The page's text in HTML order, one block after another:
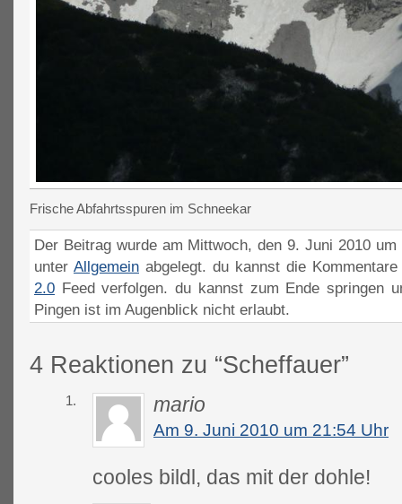
Frische Abfahrtsspuren im Schneekar
Der Beitrag wurde am Mittwoch, den 9. Juni 2010
unter Allgemein abgelegt. du kannst die
2.0 Feed verfolgen. du kannst zum Ende springen
Pingen ist im Augenblick nicht erlaubt.
4 Reaktionen zu “Scheffauer”
1. mario
Am 9. Juni 2010 um 21:54 Uhr
cooles bildl, das mit der dohle!